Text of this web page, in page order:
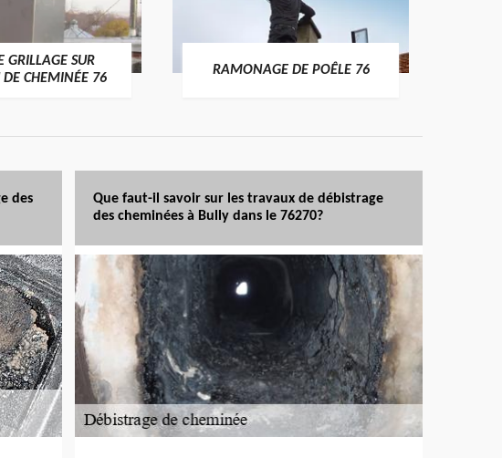
GRILLAGE SUR
DE CHEMINÉE 76
RAMONAGE DE POÊLE 76
des
Que faut-il savoir sur les travaux de débistrage
des cheminées à Bully dans le 76270?